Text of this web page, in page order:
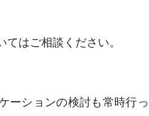
はご相談ください。
ーションの検討も常時行っ